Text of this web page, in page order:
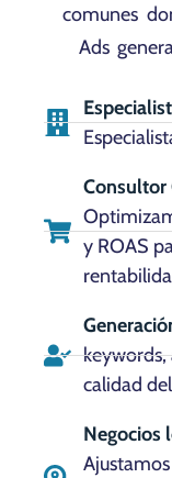
comunes
Ads
Consultor
y ROAS
calidad
Negocios